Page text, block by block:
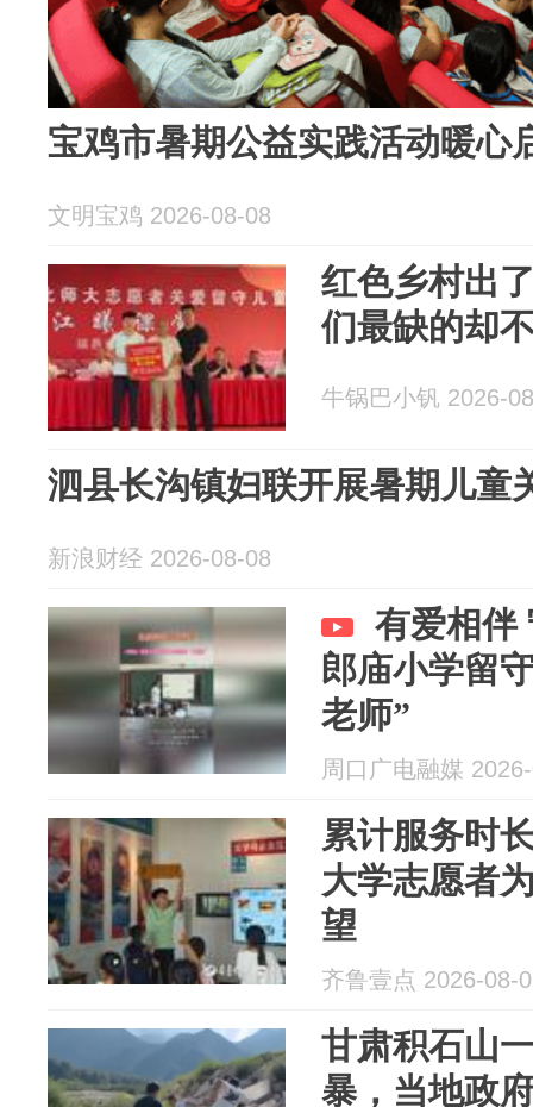
宝鸡市暑期公益实践活动暖心
文明宝鸡 2026-08-08
红色乡村出
们最缺的却
牛锅巴小钒 2026-
泗县长沟镇妇联开展暑期儿童
新浪财经 2026-08-08
有爱相伴
郎庙小学留
老师”
周口广电融媒
累计服务时
大学志愿者
望
齐鲁壹点 2026-08-
甘肃积石山
暴，当地政